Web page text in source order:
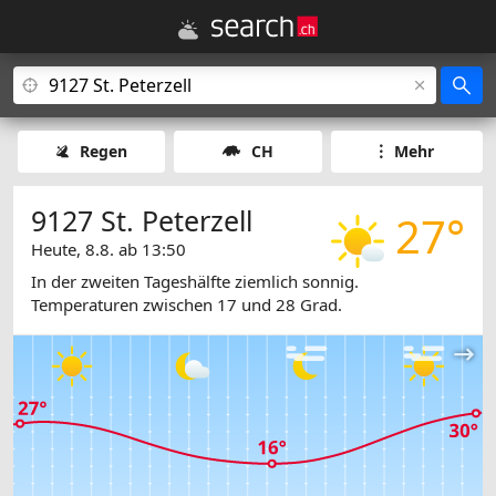
Regen CH Mehr
27°
9127 St. Peterzell
Heute, 8.8. ab 13:50
In der zweiten Tageshälfte ziemlich sonnig.
Temperaturen zwischen 17 und 28 Grad.